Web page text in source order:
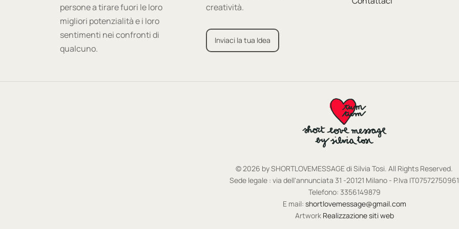
persone a tirare fuori le loro
migliori potenzialità e i loro
sentimenti nei confronti di
qualcuno.
creatività.
Inviaci la tua Idea
© 2026 by SHORTLOVEMESSAGE di Silvia Tosi. All Rights Reserved.
Sede legale : via dell'annunciata 31 -20121 Milano - P.Iva IT07572750961
Telefono: 3356149879
E mail: shortlovemessage@gmail.com
Artwork Realizzazione siti web